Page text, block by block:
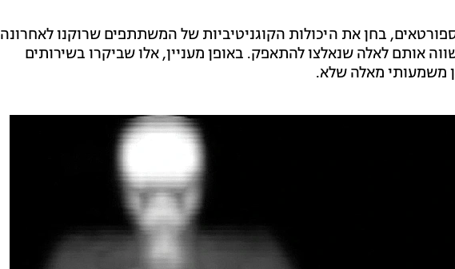
שנערך בהשתתפות 13 ספורטאים, בחן את היכולות הקוגניטיביות של המשתתפים שרוקנו לאחרונה
אותם לאלה שנאלצו להתאפק. באופן מעניין, אלו שביקרו בשירותים
משמעותי מאלה שלא.